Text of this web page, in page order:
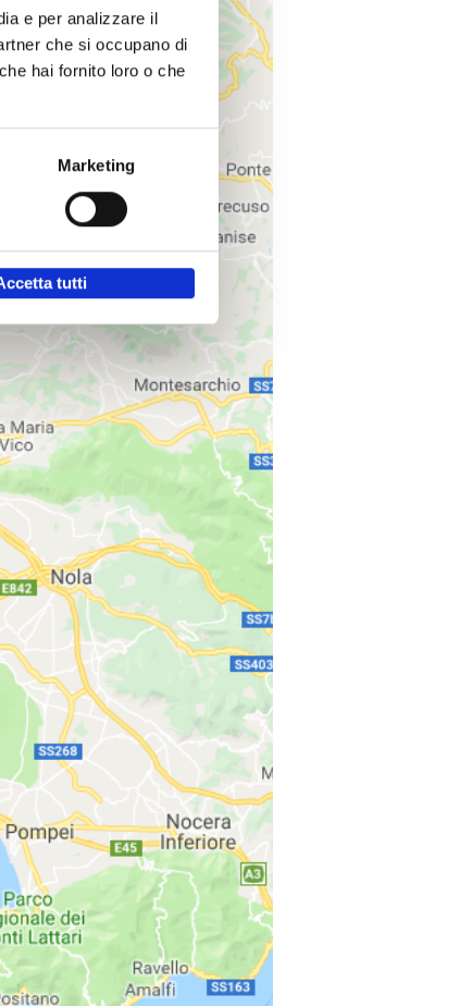
e per analizzare il
che si occupano di
hai fornito loro o che
Marketing
tutti